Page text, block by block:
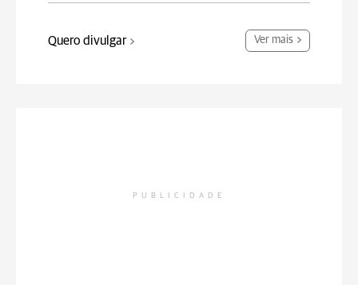
Quero divulgar Ver mais
PUBLICIDADE